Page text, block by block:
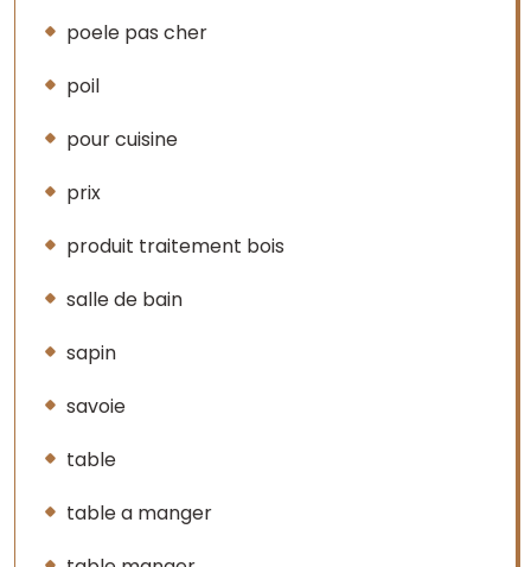
poele pas cher
poil
pour cuisine
prix
produit traitement bois
salle de bain
sapin
savoie
table
table a manger